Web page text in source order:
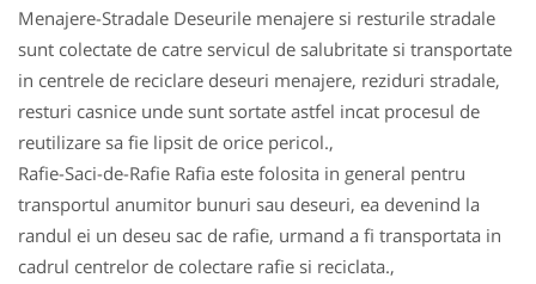
Menajere-Stradale Deseurile menajere si resturile stradale
sunt colectate de catre servicul de salubritate si transportate
in centrele de reciclare deseuri menajere, reziduri stradale,
resturi casnice unde sunt sortate astfel incat procesul de
reutilizare sa fie lipsit de orice pericol.,
Rafie-Saci-de-Rafie Rafia este folosita in general pentru
transportul anumitor bunuri sau deseuri, ea devenind la
randul ei un deseu sac de rafie, urmand a fi transportata in
cadrul centrelor de colectare rafie si reciclata.,